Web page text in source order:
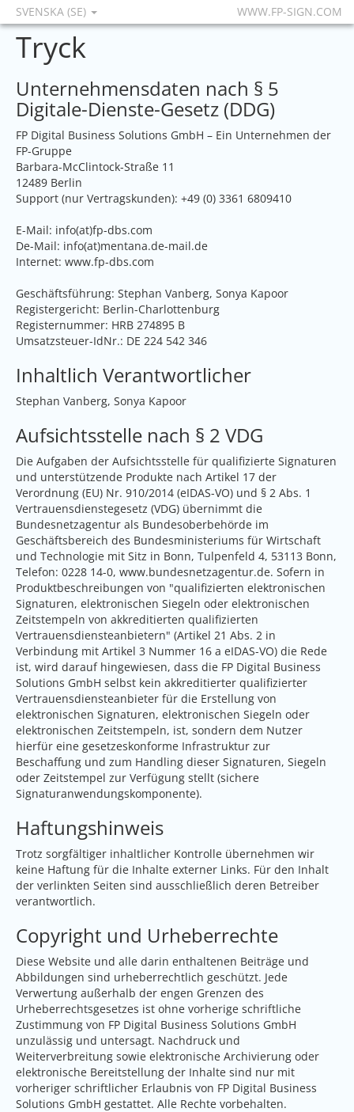
SVENSKA (SE) WWW.FP-SIGN.COM
Tryck
Unternehmensdaten nach § 5
Digitale-Dienste-Gesetz (DDG)
FP Digital Business Solutions GmbH – Ein Unternehmen der
FP-Gruppe
Barbara-McClintock-Straße 11
12489 Berlin
Support (nur Vertragskunden): +49 (0) 3361 6809410
E-Mail: info(at)fp-dbs.com
De-Mail: info(at)mentana.de-mail.de
Internet: www.fp-dbs.com
Geschäftsführung: Stephan Vanberg, Sonya Kapoor
Registergericht: Berlin-Charlottenburg
Registernummer: HRB 274895 B
Umsatzsteuer-IdNr.: DE 224 542 346
Inhaltlich Verantwortlicher
Stephan Vanberg, Sonya Kapoor
Aufsichtsstelle nach § 2 VDG
Die Aufgaben der Aufsichtsstelle für qualifizierte Signaturen
und unterstützende Produkte nach Artikel 17 der
Verordnung (EU) Nr. 910/2014 (eIDAS-VO) und § 2 Abs. 1
Vertrauensdienstegesetz (VDG) übernimmt die
Bundesnetzagentur als Bundesoberbehörde im
Geschäftsbereich des Bundesministeriums für Wirtschaft
und Technologie mit Sitz in Bonn, Tulpenfeld 4, 53113 Bonn,
Telefon: 0228 14-0, www.bundesnetzagentur.de. Sofern in
Produktbeschreibungen von "qualifizierten elektronischen
Signaturen, elektronischen Siegeln oder elektronischen
Zeitstempeln von akkreditierten qualifizierten
Vertrauensdiensteanbietern" (Artikel 21 Abs. 2 in
Verbindung mit Artikel 3 Nummer 16 a eIDAS-VO) die Rede
ist, wird darauf hingewiesen, dass die FP Digital Business
Solutions GmbH selbst kein akkreditierter qualifizierter
Vertrauensdiensteanbieter für die Erstellung von
elektronischen Signaturen, elektronischen Siegeln oder
elektronischen Zeitstempeln, ist, sondern dem Nutzer
hierfür eine gesetzeskonforme Infrastruktur zur
Beschaffung und zum Handling dieser Signaturen, Siegeln
oder Zeitstempel zur Verfügung stellt (sichere
Signaturanwendungskomponente).
Haftungshinweis
Trotz sorgfältiger inhaltlicher Kontrolle übernehmen wir
keine Haftung für die Inhalte externer Links. Für den Inhalt
der verlinkten Seiten sind ausschließlich deren Betreiber
verantwortlich.
Copyright und Urheberrechte
Diese Website und alle darin enthaltenen Beiträge und
Abbildungen sind urheberrechtlich geschützt. Jede
Verwertung außerhalb der engen Grenzen des
Urheberrechtsgesetzes ist ohne vorherige schriftliche
Zustimmung von FP Digital Business Solutions GmbH
unzulässig und untersagt. Nachdruck und
Weiterverbreitung sowie elektronische Archivierung oder
elektronische Bereitstellung der Inhalte sind nur mit
vorheriger schriftlicher Erlaubnis von FP Digital Business
Solutions GmbH gestattet. Alle Rechte vorbehalten.